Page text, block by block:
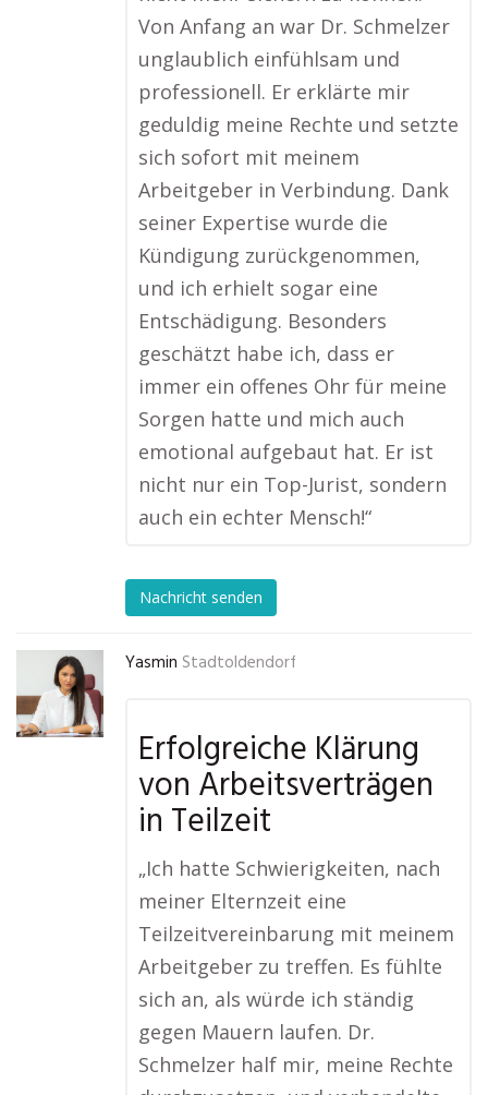
Von Anfang an war Dr. Schmelzer
unglaublich einfühlsam und
professionell. Er erklärte mir
geduldig meine Rechte und setzte
sich sofort mit meinem
Arbeitgeber in Verbindung. Dank
seiner Expertise wurde die
Kündigung zurückgenommen,
und ich erhielt sogar eine
Entschädigung. Besonders
geschätzt habe ich, dass er
immer ein offenes Ohr für meine
Sorgen hatte und mich auch
emotional aufgebaut hat. Er ist
nicht nur ein Top-Jurist, sondern
auch ein echter Mensch!“
Nachricht senden
Yasmin Stadtoldendorf
Erfolgreiche Klärung
von Arbeitsverträgen
in Teilzeit
„Ich hatte Schwierigkeiten, nach
meiner Elternzeit eine
Teilzeitvereinbarung mit meinem
Arbeitgeber zu treffen. Es fühlte
sich an, als würde ich ständig
gegen Mauern laufen. Dr.
Schmelzer half mir, meine Rechte